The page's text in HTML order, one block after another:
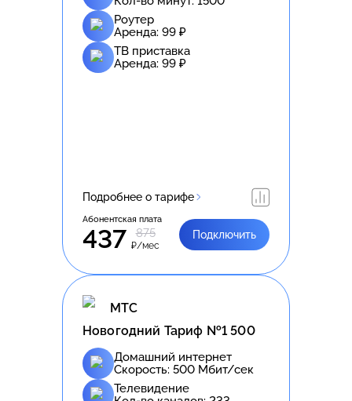
Роутер
Аренда: 99 ₽
ТВ приставка
Аренда: 99 ₽
Подробнее о тарифе
Абонентская плата
437 875
₽/мес
Подключить
МТС
Новогодний Тариф №1 500
Домашний интернет
Скорость: 500 Мбит/сек
Телевидение